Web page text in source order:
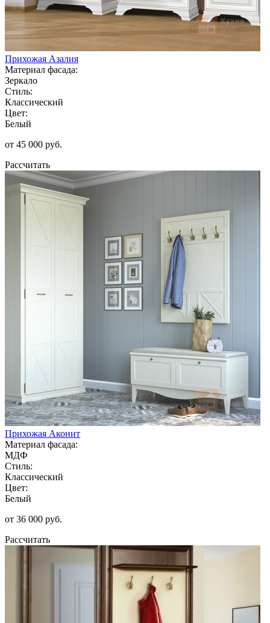
Прихожая Азалия
Материал фасада:
Зеркало
Стиль:
Классический
Цвет:
Белый
от 45 000 руб.
Рассчитать
Прихожая Аконит
Материал фасада:
МДФ
Стиль:
Классический
Цвет:
Белый
от 36 000 руб.
Рассчитать